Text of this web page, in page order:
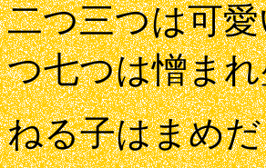
二つ三つは可
つ七つは憎ま
ねる子はまめだ